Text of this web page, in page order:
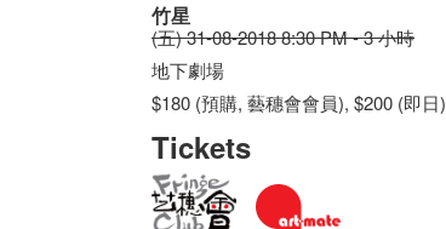
竹星
(五) 31-08-2018 8:30 PM - 3 小時
地下劇場
$180 (預購, 藝穗會會員), $200 (即日)
Tickets